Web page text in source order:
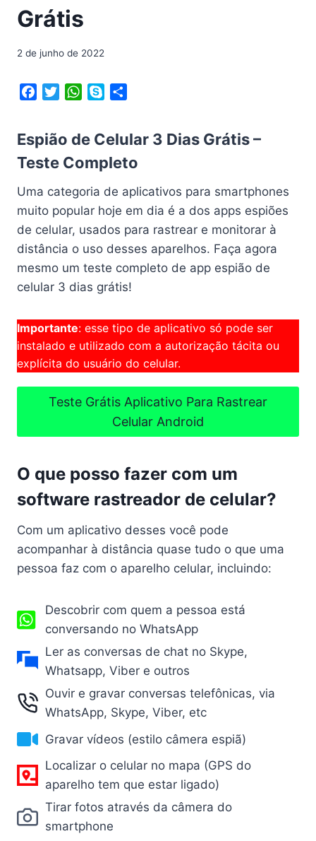
Grátis
2 de junho de 2022
e
b
o
k
t
r
W
t
s
p
p
p
e
r
e
Espião de Celular 3 Dias Grátis –
Teste Completo
Uma categoria de aplicativos para smartphones
muito popular hoje em dia é a dos apps espiões
de celular, usados para rastrear e monitorar à
distância o uso desses aparelhos. Faça agora
mesmo um teste completo de app espião de
celular 3 dias grátis!
Importante: esse tipo de aplicativo só pode ser
instalado e utilizado com a autorização tácita ou
explícita do usuário do celular.
Teste Grátis Aplicativo Para Rastrear
Celular Android
O que posso fazer com um
software rastreador de celular?
Com um aplicativo desses você pode
acompanhar à distância quase tudo o que uma
pessoa faz com o aparelho celular, incluindo:
Descobrir com quem a pessoa está
conversando no WhatsApp
Ler as conversas de chat no Skype,
Whatsapp, Viber e outros
Ouvir e gravar conversas telefônicas, via
WhatsApp, Skype, Viber, etc
Gravar vídeos (estilo câmera espiã)
Localizar o celular no mapa (GPS do
aparelho tem que estar ligado)
Tirar fotos através da câmera do
smartphone